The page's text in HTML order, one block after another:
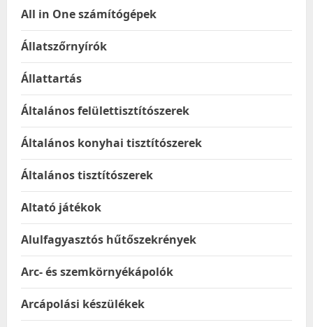
All in One számítógépek
Állatszőrnyírók
Állattartás
Általános felülettisztítószerek
Általános konyhai tisztítószerek
Általános tisztítószerek
Altató játékok
Alulfagyasztós hűtőszekrények
Arc- és szemkörnyékápolók
Arcápolási készülékek